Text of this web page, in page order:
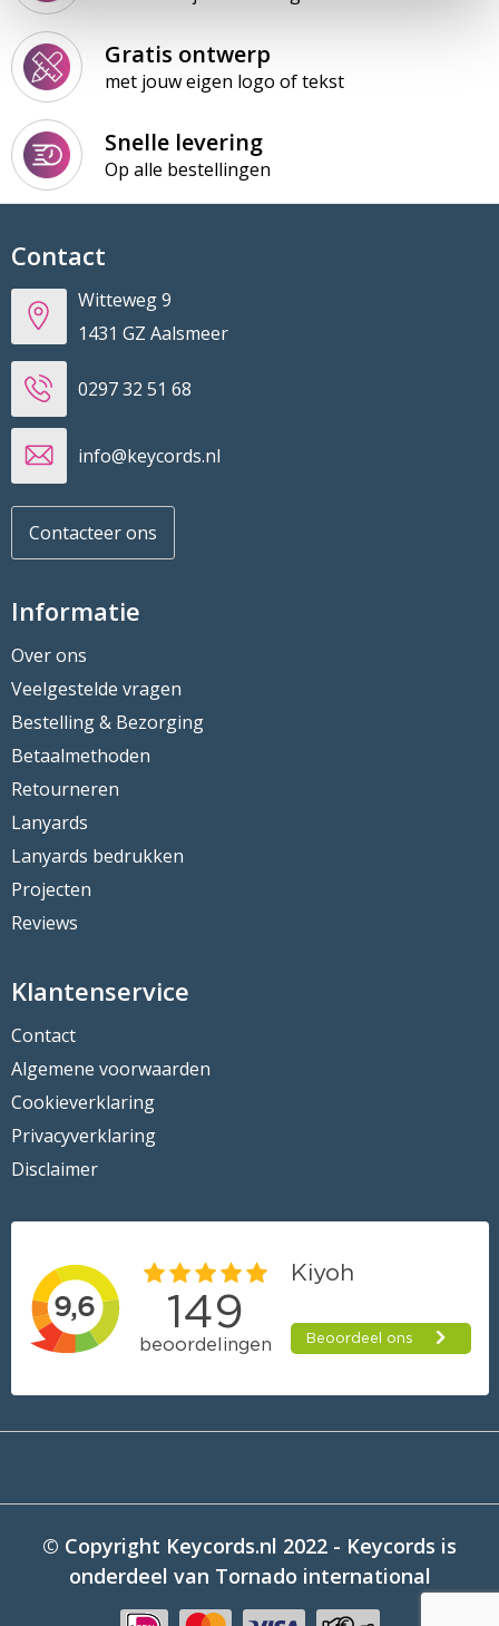
Gratis ontwerp
met jouw eigen logo of tekst
Snelle levering
Op alle bestellingen
Contact
Witteweg 9
1431 GZ Aalsmeer
0297 32 51 68
info@keycords.nl
Contacteer ons
Informatie
Over ons
Veelgestelde vragen
Bestelling & Bezorging
Betaalmethoden
Retourneren
Lanyards
Lanyards bedrukken
Projecten
Reviews
Klantenservice
Contact
Algemene voorwaarden
Cookieverklaring
Privacyverklaring
Disclaimer
© Copyright Keycords.nl 2022 - Keycords is
onderdeel van Tornado international